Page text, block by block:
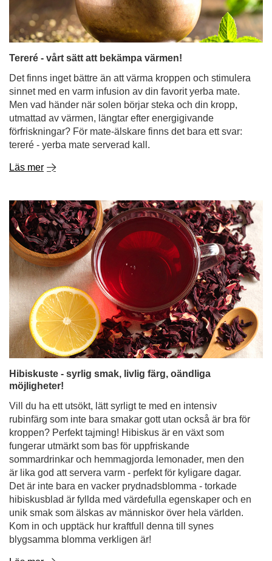
Det finns inget bättre än att värma kroppen och stimulera
sinnet med en varm infusion av din favorit yerba mate.
Men vad händer när solen börjar steka och din kropp,
utmattad av värmen, längtar efter energigivande
förfriskningar? För mate-älskare finns det bara ett svar:
tereré - yerba mate serverad kall.
Läs mer
Hibiskuste - syrlig smak, livlig färg, oändliga
möjligheter!
Vill du ha ett utsökt, lätt syrligt te med en intensiv
rubinfärg som inte bara smakar gott utan också är bra för
fungerar utmärkt som bas för uppfriskande
sommardrinkar och hemmagjorda lemonader, men den
är lika god att servera varm - perfekt för kyligare dagar.
Det är inte bara en vacker prydnadsblomma - torkade
hibiskusblad är fyllda med värdefulla egenskaper och en
unik smak som älskas av människor över hela världen.
Kom in och upptäck hur kraftfull denna till synes
blygsamma blomma verkligen är!
Läs mer